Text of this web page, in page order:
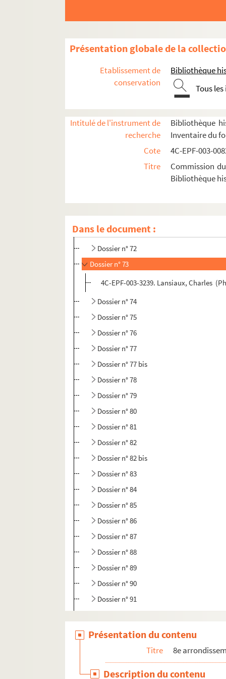
Présentation globale de la
Etablissement de
conservation
Bibliothèque
Tous
Intitulé de l'instrument de
recherche
Bibliothèque
Inventaire du
Cote
4C-EPF-003-
Titre
Commission
Bibliothèque
Dans le document :
Dossier n° 60
Dossier n° 62
Dossier n° 63
Dossier n° 64
Dossier n° 65
Dossier n° 69
Dossier n° 69 bis
Dossier n° 70
Dossier n° 72
Dossier n° 73
4C-EPF-003-3239. Lansiaux, Charles
Dossier n° 74
Dossier n° 75
Dossier n° 76
Dossier n° 77
Dossier n° 77 bis
Dossier n° 78
Dossier n° 79
Dossier n° 80
Dossier n° 81
Dossier n° 82
Dossier n° 82 bis
Dossier n° 83
Dossier n° 84
Dossier n° 85
Dossier n° 86
Dossier n° 87
Dossier n° 88
Dossier n° 89
Dossier n° 90
Dossier n° 91
Dossier n° 93
Dossier n° 95
Présentation du contenu
Titre 8e
Description du contenu